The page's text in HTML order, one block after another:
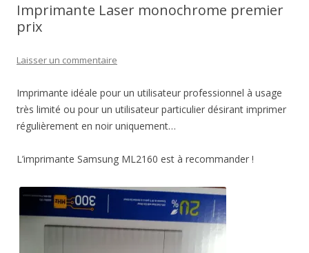
Imprimante Laser monochrome premier
prix
Laisser un commentaire
Imprimante idéale pour un utilisateur professionnel à usage
très limité ou pour un utilisateur particulier désirant imprimer
régulièrement en noir uniquement…
L’imprimante Samsung ML2160 est à recommander !